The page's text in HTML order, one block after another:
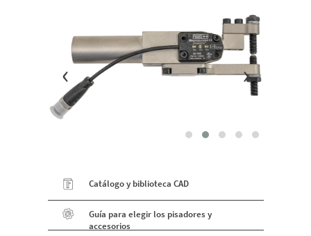
‹ ›
Catálogo y biblioteca CAD
Guía para elegir los pisadores y
accesorios